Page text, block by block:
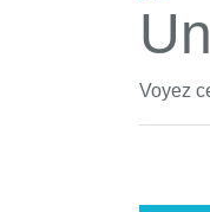
Voyez